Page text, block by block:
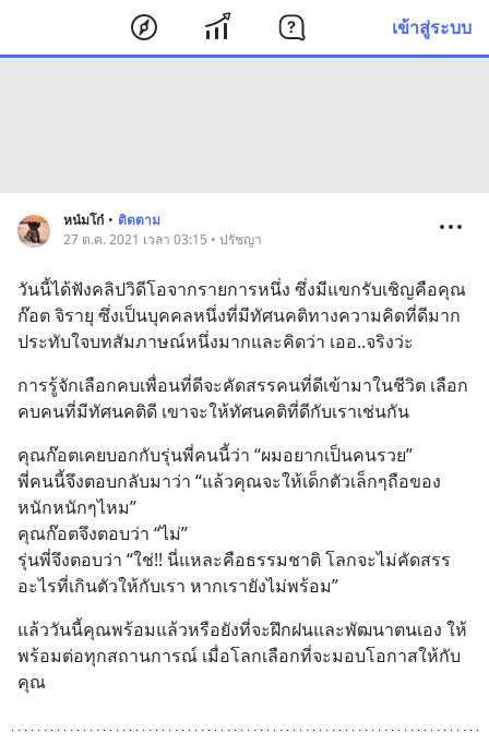
เข้าสู่ระบบ
หน๋มโก๋ • ติดตาม
27 ต.ค. 2021 เวลา 03:15 • ปรัชญา
วันนี้ได้ฟังคลิปวิดีโอจากรายการหนึ่ง ซึ่งมีแขกรับเชิญคือคุณ
ก๊อต จิรายุ ซึ่งเป็นบุคคลหนึ่งที่มีทัศนคติทางความคิดที่ดีมาก
ประทับใจบทสัมภาษณ์หนึ่งมากและคิดว่า เออ..จริงว่ะ
การรู้จักเลือกคบเพื่อนที่ดีจะคัดสรรคนที่ดีเข้ามาในชีวิต เลือก
คบคนที่มีทัศนคติดี เขาจะให้ทัศนคติที่ดีกับเราเช่นกัน
คุณก๊อตเคยบอกกับรุ่นพี่คนนี้ว่า “ผมอยากเป็นคนรวย”
พี่คนนี้จึงตอบกลับมาว่า “แล้วคุณจะให้เด็กตัวเล็กๆถือของ
หนักหนักๆไหม”
คุณก๊อตจึงตอบว่า “ไม่”
รุ่นพี่จึงตอบว่า “ใช่!! นี่แหละคือธรรมชาติ โลกจะไม่คัดสรร
อะไรที่เกินตัวให้กับเรา หากเรายังไม่พร้อม”
แล้ววันนี้คุณพร้อมแล้วหรือยังที่จะฝึกฝนและพัฒนาตนเอง ให้
พร้อมต่อทุกสถานการณ์ เมื่อโลกเลือกที่จะมอบโอกาสให้กับ
คุณ